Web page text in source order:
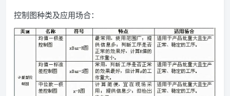
控制图种类及应用场合：